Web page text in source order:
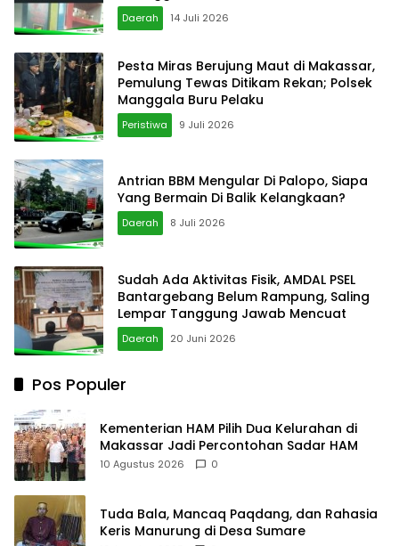
Daerah 14 Juli 2026
Pesta Miras Berujung Maut di Makassar,
Pemulung Tewas Ditikam Rekan; Polsek
Manggala Buru Pelaku
Peristiwa 9 Juli 2026
Antrian BBM Mengular Di Palopo, Siapa
Yang Bermain Di Balik Kelangkaan?
Daerah 8 Juli 2026
Sudah Ada Aktivitas Fisik, AMDAL PSEL
Bantargebang Belum Rampung, Saling
Lempar Tanggung Jawab Mencuat
Daerah 20 Juni 2026
Pos Populer
Kementerian HAM Pilih Dua Kelurahan di
Makassar Jadi Percontohan Sadar HAM
10 Agustus 2026 0
Tuda Bala, Mancaq Paqdang, dan Rahasia
Keris Manurung di Desa Sumare